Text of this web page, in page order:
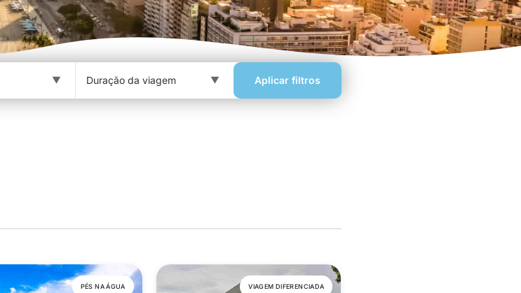
Aplicar filtros
PÉS NA ÁGUA VIAGEM DIFERENCIADA